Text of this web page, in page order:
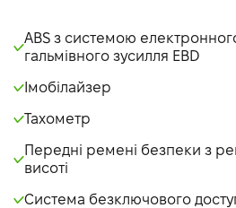
ABS з системою
гальмівного зусилля EBD
Імобілайзер
Тахометр
Передні ремені безпеки з
висоті
Система безключового